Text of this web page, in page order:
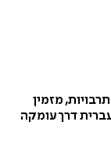
מזמין
דרך עומקה